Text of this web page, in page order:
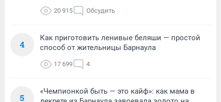
20 915 Обсудить
4
Как приготовить ленивые беляши — простой
способ от жительницы Барнаула
17 699 4
5
«Чемпионкой быть — это кайф»: как мама в